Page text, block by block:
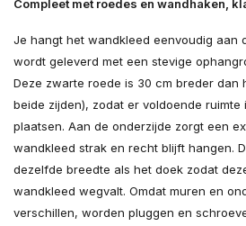
Compleet met roedes en wandhaken,
Je hangt het wandkleed eenvoudig aan
wordt geleverd met een stevige
Deze zwarte roede is 30 cm breder dan
beide zijden), zodat er voldoende ruimte
plaatsen. Aan de onderzijde zorgt een
wandkleed strak en recht blijft hangen.
dezelfde breedte als het doek zodat
wandkleed wegvalt. Omdat muren en
verschillen, worden pluggen en